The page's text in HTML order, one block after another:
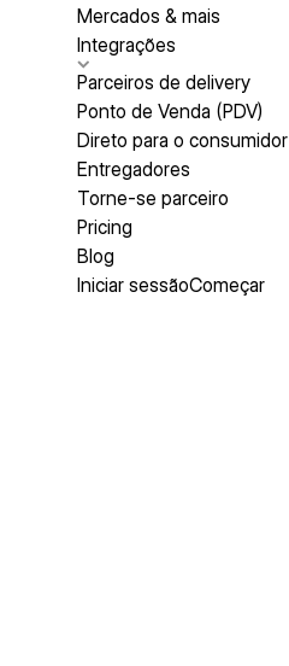
Mercados & mais
Integrações
Parceiros de delivery
Ponto de Venda (PDV)
Direto para o consumidor
Entregadores
Torne-se parceiro
Pricing
Blog
Iniciar sessãoComeçar